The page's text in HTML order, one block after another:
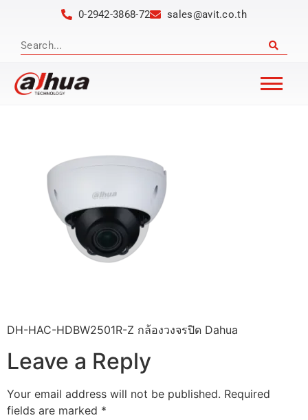
0-2942-3868-72 sales@avit.co.th
DH-HAC-HDBW2501R-Z กล้องวงจรปิด Dahua
Leave a Reply
Your email address will not be published. Required
fields are marked *